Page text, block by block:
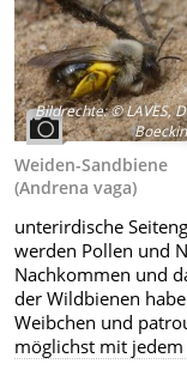
Bildrechte:© LAVES,
Weiden-Sandbiene
(Andrena vaga)
unterirdische
werden Pollen und
Nachkommen und
der Wildbienen
Weibchen und
möglichst mit